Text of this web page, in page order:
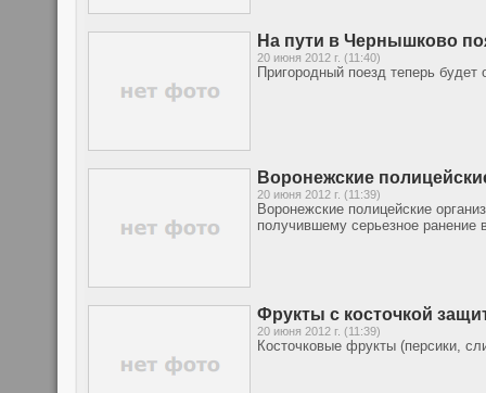
На пути в Чернышково
20 июня 2012 г. (11:40)
Пригородный поезд теперь
Воронежские
20 июня 2012 г. (11:39)
Воронежские полицейские
получившему серьезное ранение
Фрукты с косточкой
20 июня 2012 г. (11:39)
Косточковые фрукты (персики,